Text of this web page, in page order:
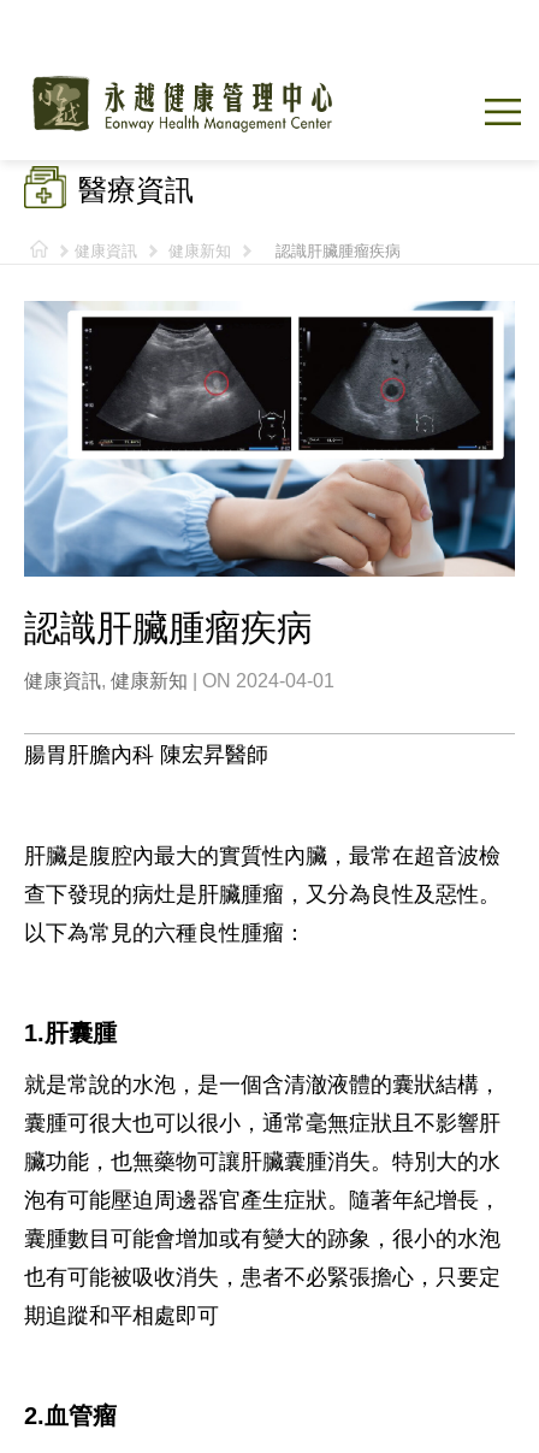
醫療資訊
健康資訊 健康新知 認識肝臟腫瘤疾病
認識肝臟腫瘤疾病
健康資訊, 健康新知 | ON 2024-04-01
腸胃肝膽內科 陳宏昇醫師
肝臟是腹腔內最大的實質性內臟，最常在超音波檢
查下發現的病灶是肝臟腫瘤，又分為良性及惡性。
以下為常見的六種良性腫瘤：
1.肝囊腫
就是常說的水泡，是一個含清澈液體的囊狀結構，
囊腫可很大也可以很小，通常毫無症狀且不影響肝
臟功能，也無藥物可讓肝臟囊腫消失。特別大的水
泡有可能壓迫周邊器官產生症狀。隨著年紀增長，
囊腫數目可能會增加或有變大的跡象，很小的水泡
也有可能被吸收消失，患者不必緊張擔心，只要定
期追蹤和平相處即可
2.血管瘤